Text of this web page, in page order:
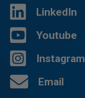
LinkedIn
Youtube
Instagram
Email